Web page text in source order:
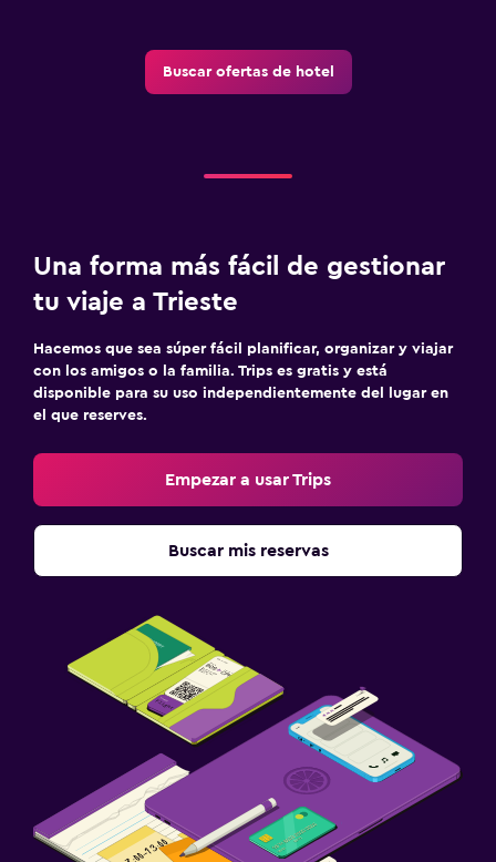
Buscar ofertas de hotel
Una forma más fácil de gestionar
tu viaje a Trieste
Hacemos que sea súper fácil planificar, organizar y viajar
con los amigos o la familia. Trips es gratis y está
disponible para su uso independientemente del lugar en
el que reserves.
Empezar a usar Trips
Buscar mis reservas